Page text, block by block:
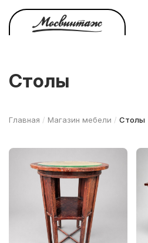
основному
содержанию
Столы
Главная / Магазин мебели / Столы